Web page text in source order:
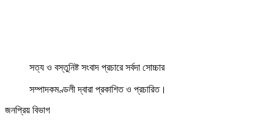
সত্য ও বস্তুনিষ্ট সংবাদ প্রচারে সর্বদা সোচ্চার
সম্পাদকমণ্ডলী দ্বারা প্রকাশিত ও প্রচারিত।
জনপ্রিয় বিভাগ